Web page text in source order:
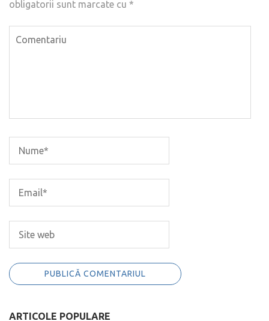
obligatorii sunt marcate cu *
ARTICOLE POPULARE